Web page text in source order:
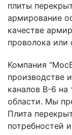
плиты
армирование
качестве
проволока или
Компания
производстве
каналов В-6
области. Мы
Плита
потребностей